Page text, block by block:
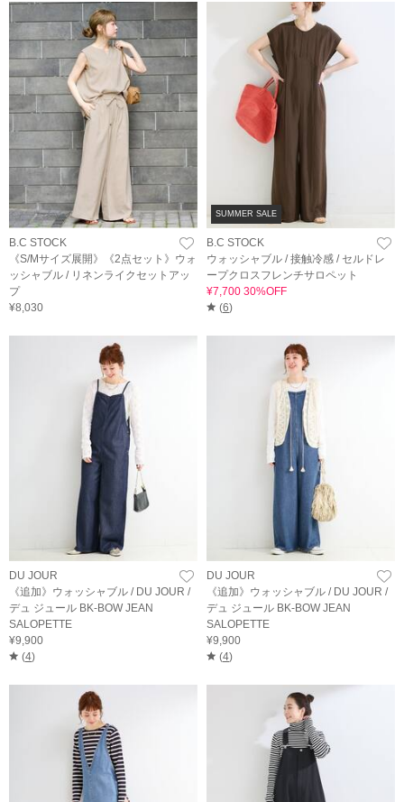
B.C STOCK
《S/Mサイズ展開》《2点セット》ウォ
ッシャブル / リネンライクセットアッ
プ
¥8,030
SUMMER SALE
B.C STOCK
ウォッシャブル / 接触冷感 / セルドレ
ープクロスフレンチサロペット
¥7,700 30%OFF
(6)
DU JOUR
《追加》ウォッシャブル / DU JOUR /
デュ ジュール BK-BOW JEAN
SALOPETTE
¥9,900
(4)
DU JOUR
《追加》ウォッシャブル / DU JOUR /
デュ ジュール BK-BOW JEAN
SALOPETTE
¥9,900
(4)